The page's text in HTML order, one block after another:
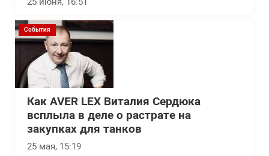
События
Как AVER LEX Виталия Сердюка
всплыла в деле о растрате на
закупках для танков
25 мая, 15:19